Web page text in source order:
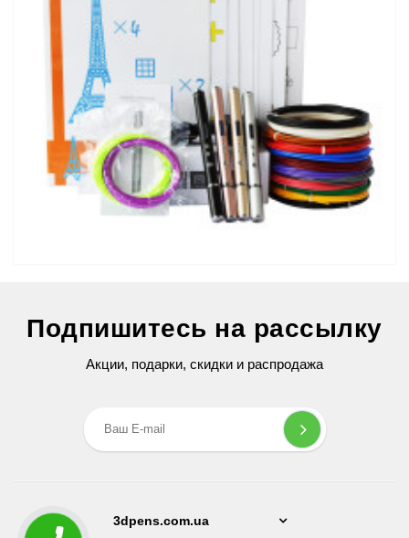
2 599 грн
Подпишитесь на рассылку
Акции, подарки, скидки и распродажа
3dpens.com.ua